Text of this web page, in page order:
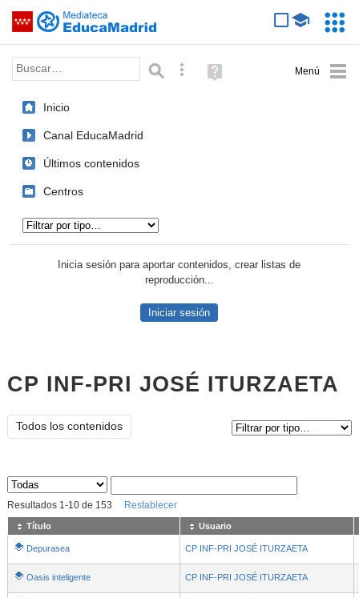
Saltar navegación
Palabra o frase: Búsqueda avanzada
Ayuda
(en
Inicio
Canal EducaMadrid
Últimos contenidos
Centros
Inicia sesión para aportar contenidos, crear listas de
reproducción...
Iniciar sesión
CP INF-PRI JOSÉ ITURZAETA
Todos los contenidos
Sus archivos
Resultados 1 -10de 153 Restablecer
Título Usuario
Depurasea CP INF-PRI JOSÉ ITURZAETA
Oasis inteligente CP INF-PRI JOSÉ ITURZAETA